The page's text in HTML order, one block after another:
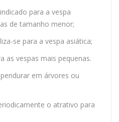
para a vespa
de tamanho menor;
se para a vespa asiática;
vespas mais pequenas.
em árvores ou
o atrativo para